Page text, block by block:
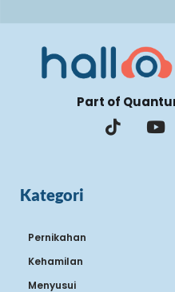
Part of
Kategori
Pernikahan
Kehamilan
Menyusui